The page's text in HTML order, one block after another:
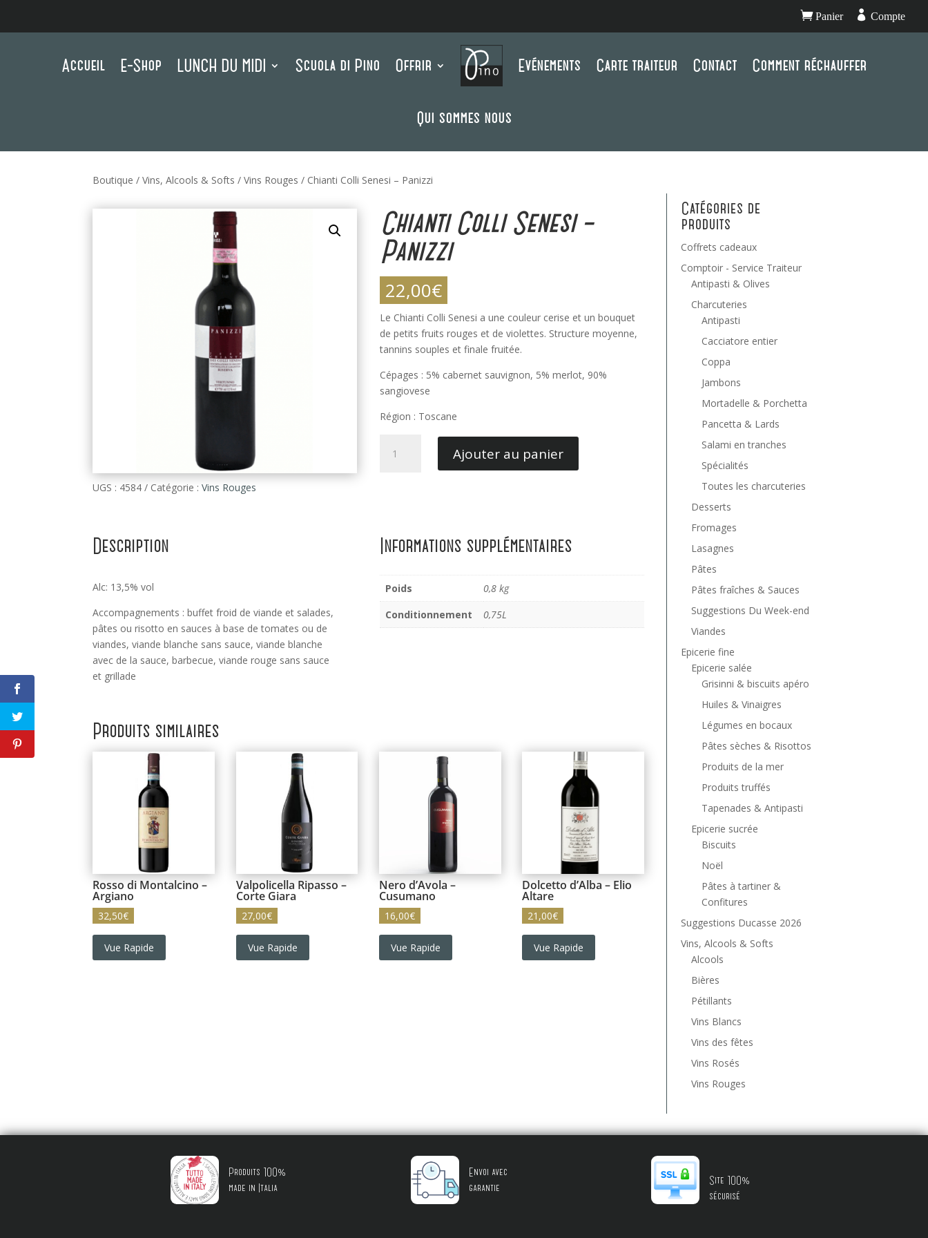
Panier  Compte
Accueil E-Shop LUNCH DU MIDI Scuola di Pino Offrir Evénements Carte traiteur Contact Comment réchauffer
Qui sommes nous
Boutique /Vins, Alcools & Softs /Vins Rouges / Chianti Colli Senesi – Panizzi
UGS : 4584 Catégorie :Vins Rouges
Chianti Colli Senesi –
Panizzi
22,00€
Le Chianti Colli Senesi a une couleur cerise et un bouquet
de petits fruits rouges et de violettes. Structure moyenne,
tannins souples et finale fruitée.
Cépages : 5% cabernet sauvignon, 5% merlot, 90%
sangiovese
Région : Toscane
Panizzi
Ajouter au panier
Description
Alc: 13,5% vol
Accompagnements : buffet froid de viande et salades,
pâtes ou risotto en sauces à base de tomates ou de
viandes, viande blanche sans sauce, viande blanche
avec de la sauce, barbecue, viande rouge sans sauce
et grillade
Informations supplémentaires
Poids
0,8 kg
Conditionnement
0,75L
Produits similaires
Rosso di Montalcino –
Argiano
32,50€
Vue Rapide
Valpolicella Ripasso –
Corte Giara
27,00€
Vue Rapide
Nero d’Avola –
Cusumano
16,00€
Vue Rapide
Dolcetto d’Alba – Elio
Altare
21,00€
Vue Rapide
Catégories de
produits
Coffrets cadeaux
Comptoir - Service Traiteur
Antipasti & Olives
Charcuteries
Antipasti
Cacciatore entier
Coppa
Jambons
Mortadelle & Porchetta
Pancetta & Lards
Salami en tranches
Spécialités
Toutes les charcuteries
Desserts
Fromages
Lasagnes
Pâtes
Pâtes fraîches & Sauces
Suggestions Du Week-end
Viandes
Epicerie fine
Epicerie salée
Grisinni & biscuits apéro
Huiles & Vinaigres
Légumes en bocaux
Pâtes sèches & Risottos
Produits de la mer
Produits truffés
Tapenades & Antipasti
Epicerie sucrée
Biscuits
Noël
Pâtes à tartiner &
Confitures
Suggestions Ducasse 2026
Vins, Alcools & Softs
Alcools
Bières
Pétillants
Vins Blancs
Vins des fêtes
Vins Rosés
Vins Rouges
Produits 100%
made in Italia
Envoi avec
garantie
Site 100%
sécurisé